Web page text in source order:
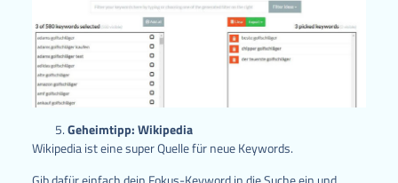
Geheimtipp: Wikipedia
Wikipedia ist eine super Quelle für neue Keywords.